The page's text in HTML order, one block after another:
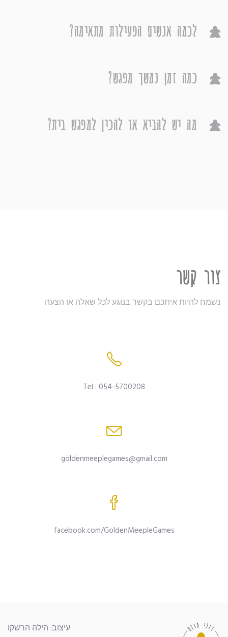
לכמה אנשים הפעילות מתאימה?
כמה זמן נמשך מפגש?
מה יש להביא או להכין למפגש בית?
צור קשר
נשמח להיות איתכם בקשר בנוגע לכל שאלה או הצעה
Tel : 054-5700208
goldenmeeplegames@gmail.com
facebook.com/GoldenMeepleGames
עיצוב: הילה הרשקו